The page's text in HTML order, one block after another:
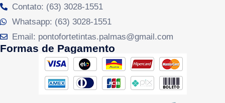
Contato: (63) 3028-1551
Whatsapp: (63) 3028-1551
Email: pontofortetintas.palmas@gmail.com
Formas de Pagamento